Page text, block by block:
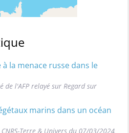
à la menace russe dans le
de l'AFP relayé sur Regard sur
marins dans un océan
Terre & Univers du 07/03/2024